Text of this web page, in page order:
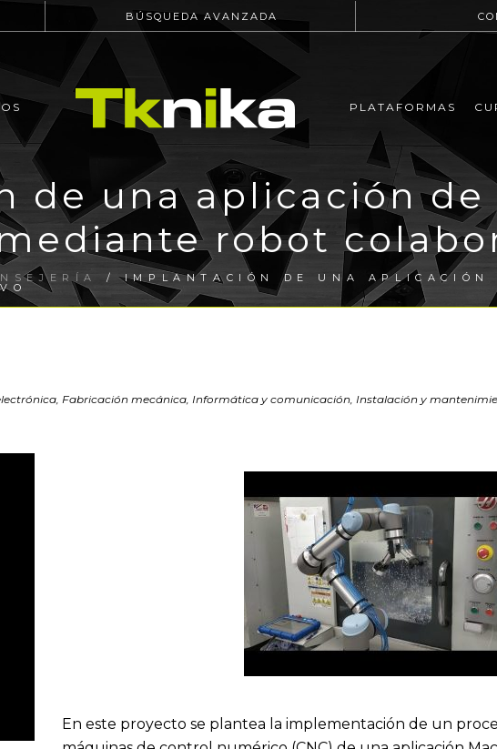
BÚSQUEDA AVANZADA
PLATAFORMAS
de una aplicación de
robot
/ IMPLANTACIÓN DE UNA APLICACIÓN
Fabricación mecánica, Informática y comunicación, Instalación y
En este proyecto se plantea la implementación de un